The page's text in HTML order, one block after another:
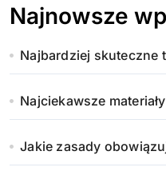
Najnowsze
Najbardziej skuteczne
Najciekawsze
Jakie zasady